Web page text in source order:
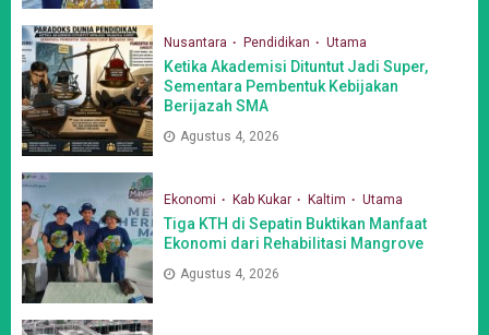
Nusantara Pendidikan Utama
Ketika Akademisi Dituntut Jadi Super,
Sementara Pembentuk Kebijakan
Berijazah SMA
Agustus 4, 2026
Ekonomi Kab Kukar Kaltim Utama
Tiga KTH di Sepatin Buktikan Manfaat
Ekonomi dari Rehabilitasi Mangrove
Agustus 4, 2026